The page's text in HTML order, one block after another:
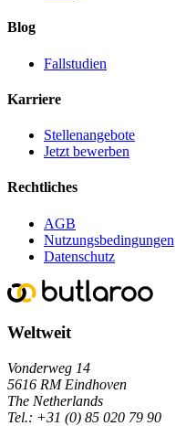
Blog
Fallstudien
Karriere
Stellenangebote
Jetzt bewerben
Rechtliches
AGB
Nutzungsbedingungen
Datenschutz
Weltweit
Vonderweg 14
5616 RM Eindhoven
The Netherlands
Tel.: +31 (0) 85 020 79 90